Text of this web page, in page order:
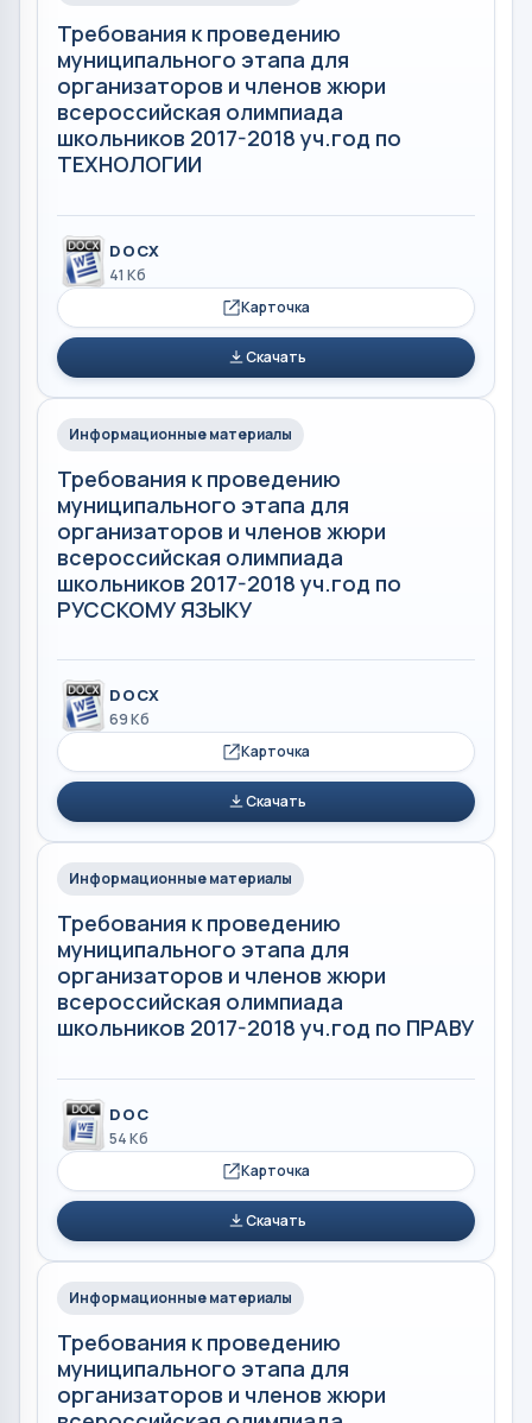
Требования к проведению
муниципального этапа для
организаторов и членов жюри
всероссийская олимпиада
школьников 2017-2018 уч.год по
ТЕХНОЛОГИИ
DOCX
41 Кб
Карточка
Скачать
Информационные материалы
Требования к проведению
муниципального этапа для
организаторов и членов жюри
всероссийская олимпиада
школьников 2017-2018 уч.год по
РУССКОМУ ЯЗЫКУ
DOCX
69 Кб
Карточка
Скачать
Информационные материалы
Требования к проведению
муниципального этапа для
организаторов и членов жюри
всероссийская олимпиада
школьников 2017-2018 уч.год по ПРАВУ
DOC
54 Кб
Карточка
Скачать
Информационные материалы
Требования к проведению
муниципального этапа для
организаторов и членов жюри